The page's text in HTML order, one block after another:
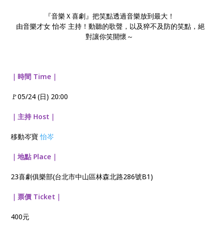
『音樂Ｘ喜劇』把笑點透過音樂放到最大！
由音樂才女 怡岑 主持！動聽的歌聲，以及猝不及防的笑點，絕
對讓你笑開懷～
｜時間 Time｜
🚩05/24 (日) 20:00
｜主持 Host｜
移動岑寶怡岑
｜地點 Place｜
23喜劇俱樂部(台北市中山區林森北路286號B1)
｜票價 Ticket｜
400元